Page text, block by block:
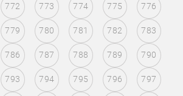
772 773 774 775 776
779 780 781 782 783
786 787 788 789 790
793 794 795 796 797